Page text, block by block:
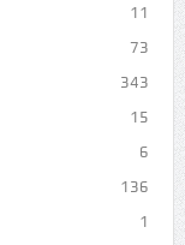
11
73
343
15
6
136
1